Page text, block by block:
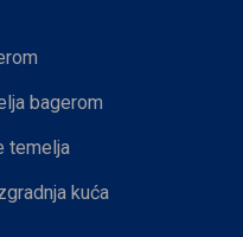
bagerom
temelja
kuća